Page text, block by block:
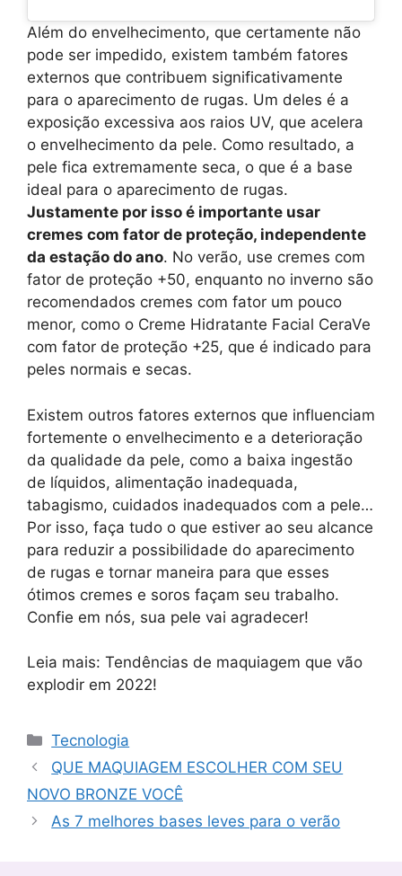
Além do envelhecimento, que certamente não
pode ser impedido, existem também fatores
externos que contribuem significativamente
para o aparecimento de rugas. Um deles é a
exposição excessiva aos raios UV, que acelera
o envelhecimento da pele. Como resultado, a
pele fica extremamente seca, o que é a base
ideal para o aparecimento de rugas.
Justamente por isso é importante usar
cremes com fator de proteção, independente
da estação do ano. No verão, use cremes com
fator de proteção +50, enquanto no inverno são
recomendados cremes com fator um pouco
menor, como o Creme Hidratante Facial CeraVe
com fator de proteção +25, que é indicado para
peles normais e secas.
Existem outros fatores externos que influenciam
fortemente o envelhecimento e a deterioração
da qualidade da pele, como a baixa ingestão
de líquidos, alimentação inadequada,
tabagismo, cuidados inadequados com a pele…
Por isso, faça tudo o que estiver ao seu alcance
para reduzir a possibilidade do aparecimento
de rugas e tornar maneira para que esses
ótimos cremes e soros façam seu trabalho.
Confie em nós, sua pele vai agradecer!
Leia mais: Tendências de maquiagem que vão
explodir em 2022!
Categorias
Tecnologia
QUE MAQUIAGEM ESCOLHER COM SEU
NOVO BRONZE VOCÊ
As 7 melhores bases leves para o verão